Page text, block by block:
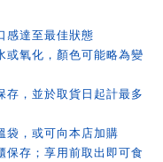
感達至最佳狀態
或氧化，顏色可能略為變
存，並於取貨日起計最多
袋，或可向本店加購
保存；享用前取出即可食